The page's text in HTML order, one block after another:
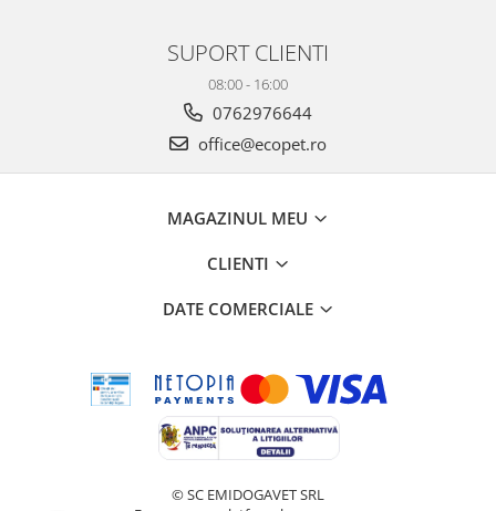
SUPORT CLIENTI
08:00 - 16:00
0762976644
office@ecopet.ro
MAGAZINUL MEU
CLIENTI
DATE COMERCIALE
© SC EMIDOGAVET SRL